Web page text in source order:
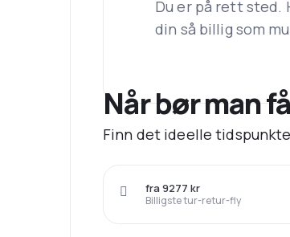
Du er på rett sted.
din så billig som
Når bør man
Finn det ideelle
Billigste tur-retur-fly
fra 9277 kr